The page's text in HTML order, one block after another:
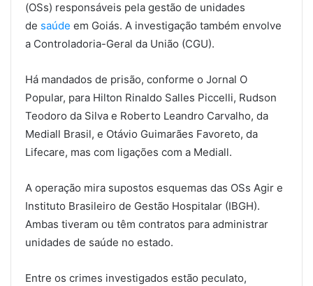
(OSs) responsáveis pela gestão de unidades
de saúde em Goiás. A investigação também envolve
a Controladoria-Geral da União (CGU).
Há mandados de prisão, conforme o Jornal O
Popular, para Hilton Rinaldo Salles Piccelli, Rudson
Teodoro da Silva e Roberto Leandro Carvalho, da
Mediall Brasil, e Otávio Guimarães Favoreto, da
Lifecare, mas com ligações com a Mediall.
A operação mira supostos esquemas das OSs Agir e
Instituto Brasileiro de Gestão Hospitalar (IBGH).
Ambas tiveram ou têm contratos para administrar
unidades de saúde no estado.
Entre os crimes investigados estão peculato,